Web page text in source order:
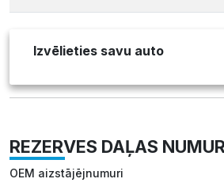
Izvēlieties savu auto
REZERVES DAĻAS
OEM aizstājējnumuri